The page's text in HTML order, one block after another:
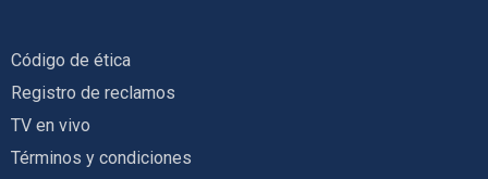
Código de ética
Registro de reclamos
TV en vivo
Términos y condiciones